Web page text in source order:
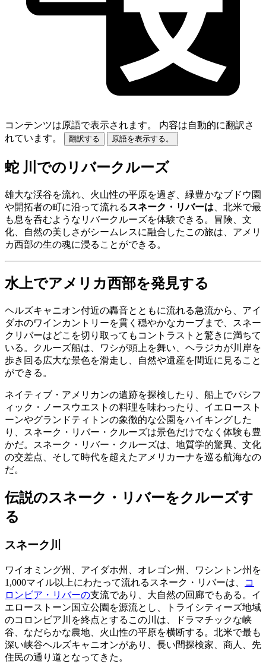
コンテンツは原語で表示されます。
内容は自動的に翻訳さ
れています。
翻訳する 原語を表示する。
蛇 川でのリバークルーズ
雄大な渓谷を流れ、火山性の平原を過ぎ、緑豊かなブドウ園
や開拓者の町に沿って流れる スネーク・リバーは 、北米で最
も息を呑むようなリバークルーズを体験できる。冒険、文
化、自然の美しさがシームレスに融合したこの旅は、アメリ
カ西部の生の魂に浸ることができる。
水上でアメリカ西部を発見する
ヘルズキャニオン付近の轟音とともに流れる急流から、アイ
ダホのワインカントリーを貫く穏やかなカーブまで、スネー
クリバーはどこを切り取ってもコントラストと驚きに満ちて
いる。クルーズ船は、ワシが頭上を舞い、ヘラジカが川岸を
歩き回る広大な景色を滑走し、自然や遺産を間近に見ること
ができる。
ネイティブ・アメリカンの遺跡を探検したり、船上でパシフ
ィック・ノースウエストの料理を味わったり、イエロースト
ーンやグランドティトンの象徴的な公園をハイキングした
り、スネーク・リバー・クルーズは景色だけでなく体験も豊
かだ。スネーク・リバー・クルーズは、地質学的驚異、文化
の交差点、そして時代を超えたアメリカーナを巡る航海なの
だ。
伝説のスネーク・リバーをクルーズす
る
スネーク川
ワイオミング州、アイダホ州、オレゴン州、ワシントン州を
1,000マイル以上にわたって流れるスネーク・リバーは、
コ
ロンビア・リバーの支流であり、大自然の回廊でもある。イ
エローストーン国立公園を源流とし、トライシティーズ地域
のコロンビア川を終点とするこの川は、ドラマチックな峡
谷、なだらかな農地、火山性の平原を横断する。北米で最も
深い峡谷ヘルズキャニオンがあり、長い間探検家、商人、先
住民の通り道となってきた。